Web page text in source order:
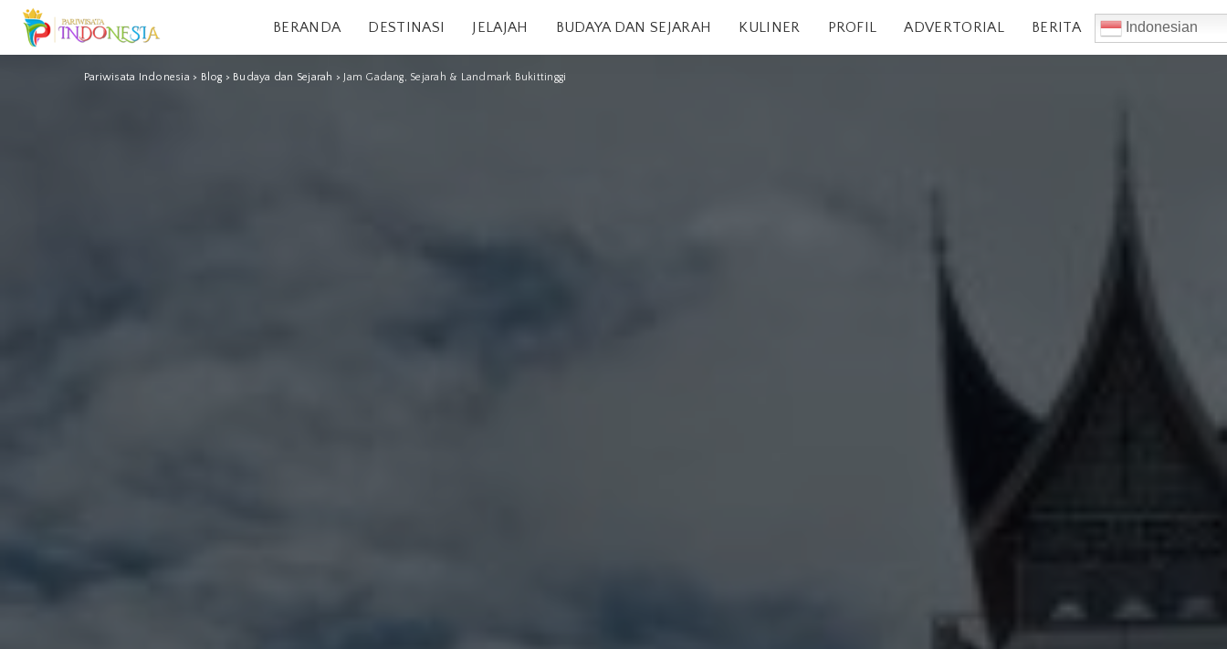
BERANDA DESTINASI JELAJAH BUDAYA DAN SEJARAH KULINER PROFIL ADVERTORIAL BERITA Indonesian
Pariwisata Indonesia > Blog > Budaya dan Sejarah > Jam Gadang, Sejarah & Landmark Bukittinggi